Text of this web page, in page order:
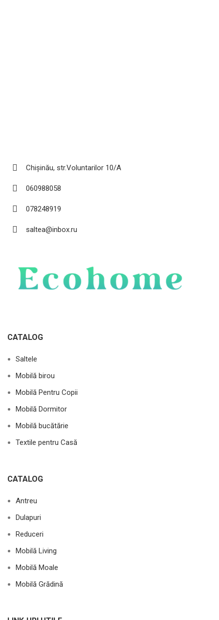
Chișinău, str.Voluntarilor 10/A
060988058
078248919
saltea@inbox.ru
CATALOG
Saltele
Mobilă birou
Mobilă Pentru Copii
Mobilă Dormitor
Mobilă bucătărie
Textile pentru Casă
CATALOG
Antreu
Dulapuri
Reduceri
Mobilă Living
Mobilă Moale
Mobilă Grădină